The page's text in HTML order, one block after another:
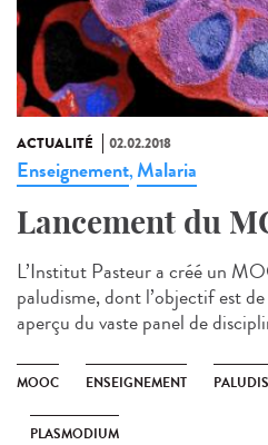
ACTUALITÉ 02.02.2018
Enseignement,Malaria
Lancement du
L’Institut Pasteur a créé un
paludisme, dont l’objectif est
aperçu du vaste panel de
MOOC ENSEIGNEMENT
PLASMODIUM